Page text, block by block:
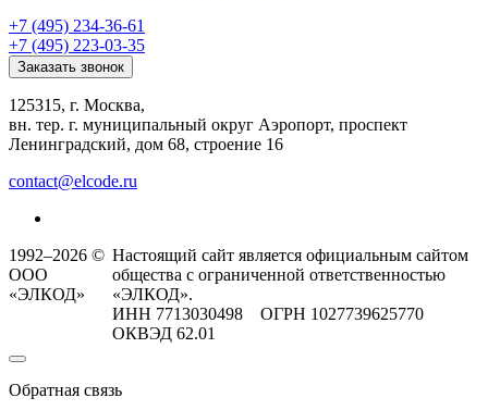
+7 (495) 234-36-61
+7 (495) 223-03-35
Заказать звонок
125315, г. Москва,
вн. тер. г. муниципальный округ Аэропорт, проспект
Ленинградский, дом 68, строение 16
contact@elcode.ru
1992–2026 ©
ООО
«ЭЛКОД»
Настоящий сайт является официальным сайтом
общества с ограниченной ответственностью
«ЭЛКОД».
ИНН 7713030498 ОГРН 1027739625770
ОКВЭД 62.01
Обратная связь